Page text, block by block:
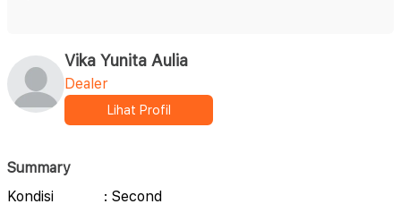
Vika Yunita Aulia
Dealer
Lihat Profil
Summary
Kondisi
: Second